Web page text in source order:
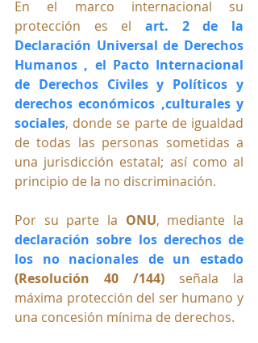
En el marco internacional su
protección es el art. 2 de la
Declaración Universal de Derechos
Humanos , el Pacto Internacional
de Derechos Civiles y Políticos y
derechos económicos ,culturales y
sociales, donde se parte de igualdad
de todas las personas sometidas a
una jurisdicción estatal; así como al
principio de la no discriminación.
Por su parte la ONU
declaración sobre los derechos de
los no nacionales de un estado
(Resolución 40 /144) señala la
máxima protección del ser humano y
una concesión mínima de derechos.